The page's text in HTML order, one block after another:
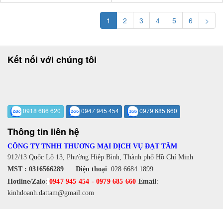
1 2 3 4 5 6 >
Kết nối với chúng tôi
0918 686 620 0947 945 454 0979 685 660
Thông tin liên hệ
CÔNG TY TNHH THƯƠNG MẠI DỊCH VỤ ĐẠT TÂM
912/13 Quốc Lộ 13, Phường Hiệp Bình, Thành phố Hồ Chí Minh
MST : 0316566289 Điện thoại: 028.6684 1899
Hotline/Zalo: 0947 945 454 -0979 685 660 Email:
kinhdoanh.dattam@gmail.com